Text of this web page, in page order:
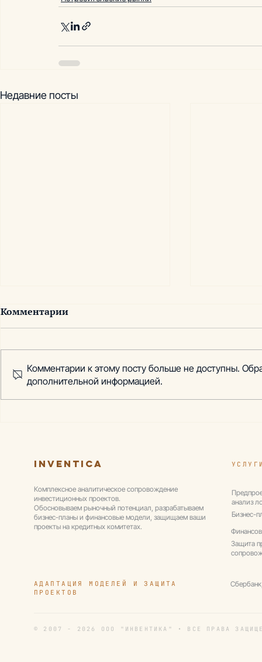
Недавние посты
Проект: строительство
Проект
Комментарии
Комментарии к этому посту больше не доступны.
дополнительной информацией.
Inventica
анализ
Бизнес-
Защита
АДАПТАЦИЯ МОДЕЛЕЙ И ЗАЩИТА
ПРОЕКТОВ
© 2007 - 2026 ООО "ИНВЕНТИКА" • ВСЕ ПРАВА
Комплексное аналитическое сопровождение
инвестиционных проектов.
Обосновываем рыночный потенциал, разрабатываем
бизнес-планы и финансовые модели, защищаем ваши
проекты на кредитных комитетах.